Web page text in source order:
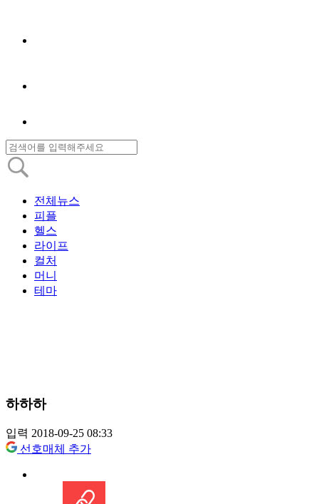
전체뉴스
피플
헬스
라이프
컬처
머니
테마
하하하
입력 2018-09-25 08:33
선호매체 추가